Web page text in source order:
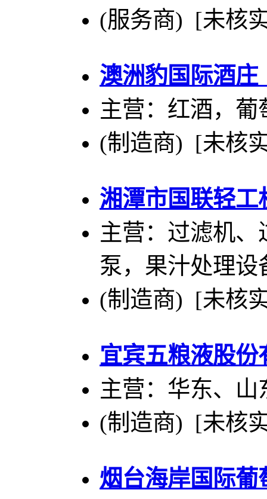
(服务商) [未核
澳洲豹国际酒庄
主营：红酒，
(制造商) [未核
湘潭市国联轻工
主营：过滤机
泵，果汁处理设
(制造商) [未核
宜宾五粮液股份
主营：华东、
(制造商) [未核
烟台海岸国际葡